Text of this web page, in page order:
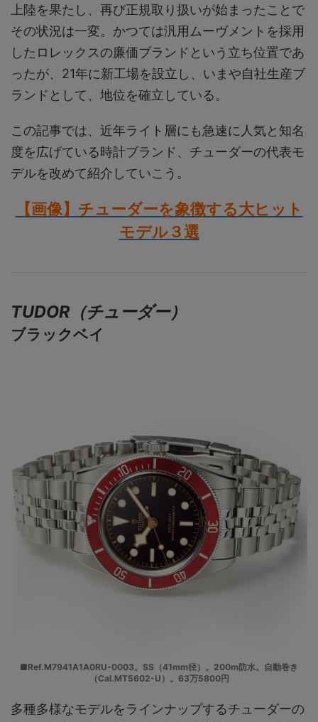
上陸を果たし、再び正規取り扱いが始まったことで
その状況は一変。かつては汎用ムーヴメントを採用
したロレックスの廉価ブランドという立ち位置であ
ったが、21年に新工場を設立し、いまや自社生産ブ
ランドとして、地位を確立している。
この記事では、近年ライト層にも急速に人気と知名
度を広げている時計ブランド、チューダーの代表モ
デルを改めて紹介していこう。
【画像】チューダーを象徴する大ヒット
モデル３選
TUDOR（チューダー）
ブラックベイ
■Ref.M7941A1A0RU-0003。SS（41mm径）。200m防水。自動巻き
（Cal.MT5602-U）。63万5800円
多種多様なモデルをラインナップするチューダーの